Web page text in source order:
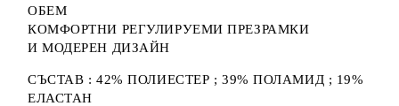
ОБЕМ
КОМФОРТНИ РЕГУЛИРУЕМИ ПРЕЗРАМКИ
И МОДЕРЕН ДИЗАЙН
СЪСТАВ : 42% ПОЛИЕСТЕР ; 39% ПОЛАМИД ; 19%
ЕЛАСТАН